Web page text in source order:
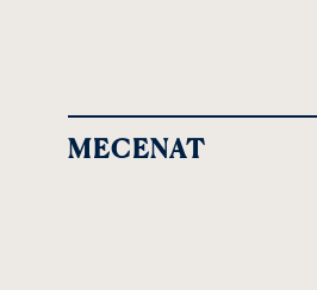
MECENAT